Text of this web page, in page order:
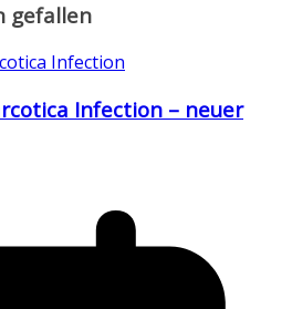
gefallen
Infection – neuer